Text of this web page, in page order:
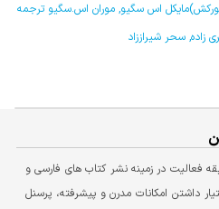
اس سگیو, موران اس.سگیو ترجمه
سحر شیراززاد
فعالیت در زمینه نشر کتاب های فارسی و
داشتن امکانات مدرن و پیشرفته، پرسنل